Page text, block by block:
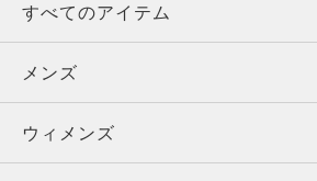
すべてのアイテム
メンズ
ウィメンズ
メンズ
トップス
ウィメンズ